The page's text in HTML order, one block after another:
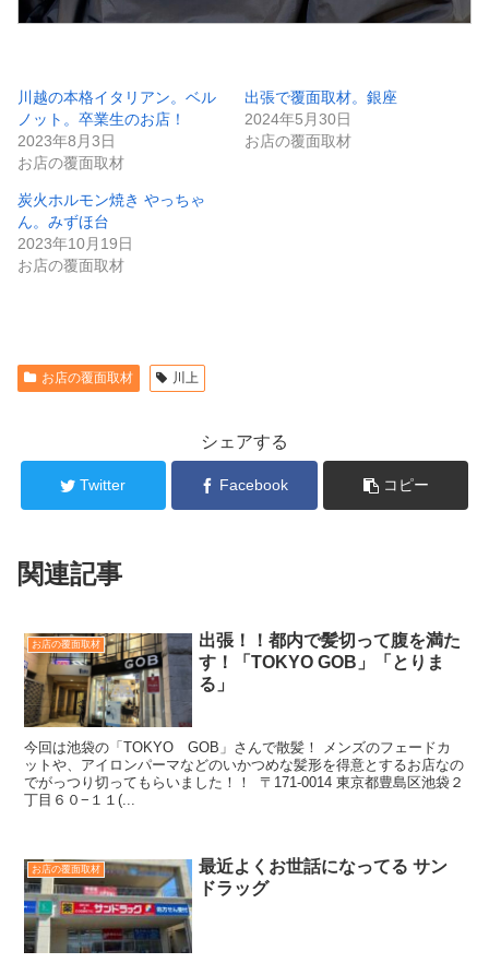
川越の本格イタリアン。ベル
ノット。卒業生のお店！
2023年8月3日
お店の覆面取材
出張で覆面取材。銀座
2024年5月30日
お店の覆面取材
炭火ホルモン焼き やっちゃ
ん。みずほ台
2023年10月19日
お店の覆面取材
お店の覆面取材 川上
シェアする
Twitter Facebook コピー
関連記事
お店の覆面取材
出張！！都内で髪切って腹を満た
す！「TOKYO GOB」「とりま
る」
今回は池袋の「TOKYO GOB」さんで散髪！ メンズのフェードカ
ットや、アイロンパーマなどのいかつめな髪形を得意とするお店なの
でがっつり切ってもらいました！！ 〒171-0014 東京都豊島区池袋２
丁目６０−１１(...
お店の覆面取材
最近よくお世話になってる サン
ドラッグ